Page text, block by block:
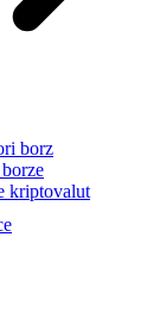
borz
kriptovalut